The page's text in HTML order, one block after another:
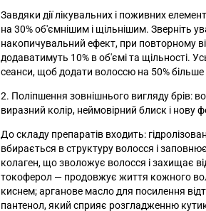
Завдяки дії лікувальних і поживних
на 30% об'ємнішим і щільнішим. Зверніть
накопичувальний ефект, при повторному
додаватимуть 10% в об'ємі та щільності.
сеанси, щоб додати волоссю на 50%
2. Поліпшення зовнішнього вигляду брів:
виразний колір, неймовірний блиск і нову
До складу препаратів входить:
вбирається в структуру волосся і
колаген, що зволожує волосся і захищає
токоферол — продовжує життя кожного
киснем; арганове масло для посилення
пантенол, який сприяє розгладженню